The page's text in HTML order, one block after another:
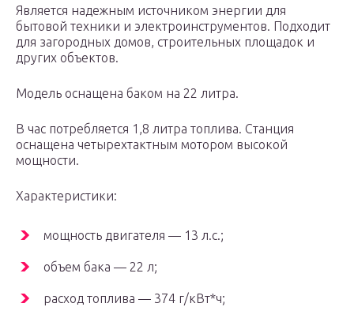
Является надежным источником энергии для
бытовой техники и электроинструментов. Подходит
для загородных домов, строительных площадок и
других объектов.
Модель оснащена баком на 22 литра.
В час потребляется 1,8 литра топлива. Станция
оснащена четырехтактным мотором высокой
мощности.
Характеристики:
мощность двигателя — 13 л.с.;
объем бака — 22 л;
расход топлива — 374 г/кВт*ч;